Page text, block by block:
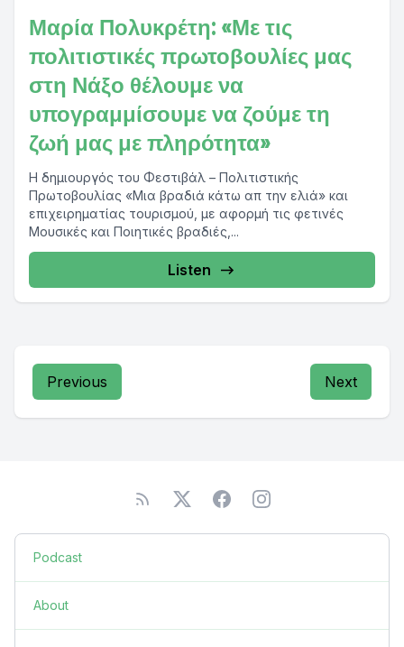
Μαρία Πολυκρέτη: «Με τις
πολιτιστικές πρωτοβουλίες μας
στη Νάξο θέλουμε να
υπογραμμίσουμε να ζούμε τη
ζωή μας με πληρότητα»
Η δημιουργός του Φεστιβάλ – Πολιτιστικής
Πρωτοβουλίας «Μια βραδιά κάτω απ την ελιά» και
επιχειρηματίας τουρισμού, με αφορμή τις φετινές
Μουσικές και Ποιητικές βραδιές,...
Listen
Previous Next
Podcast
About